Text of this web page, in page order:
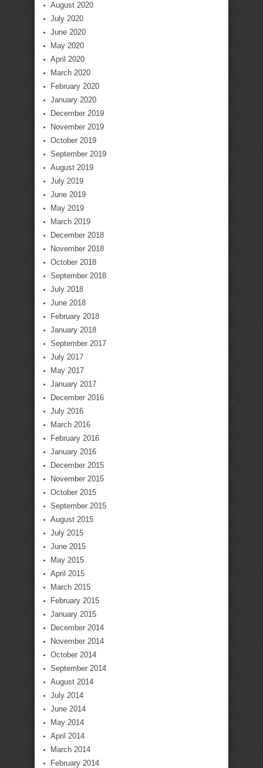
August 2020
July 2020
June 2020
May 2020
April 2020
March 2020
February 2020
January 2020
December 2019
November 2019
October 2019
September 2019
August 2019
July 2019
June 2019
May 2019
March 2019
December 2018
November 2018
October 2018
September 2018
July 2018
June 2018
February 2018
January 2018
September 2017
July 2017
May 2017
January 2017
December 2016
July 2016
March 2016
February 2016
January 2016
December 2015
November 2015
October 2015
September 2015
August 2015
July 2015
June 2015
May 2015
April 2015
March 2015
February 2015
January 2015
December 2014
November 2014
October 2014
September 2014
August 2014
July 2014
June 2014
May 2014
April 2014
March 2014
February 2014